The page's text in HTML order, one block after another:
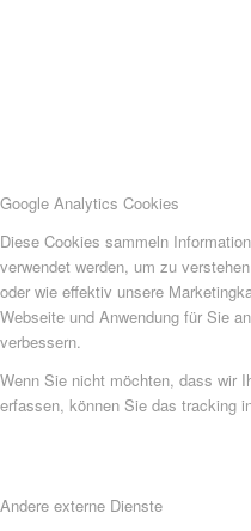
Google Analytics Cookies
Diese Cookies sammeln
verwendet werden, um zu
oder wie effektiv unsere
Webseite und Anwendung für Sie
verbessern.
Wenn Sie nicht möchten, dass wir
erfassen, können Sie das tracking
Andere externe Dienste